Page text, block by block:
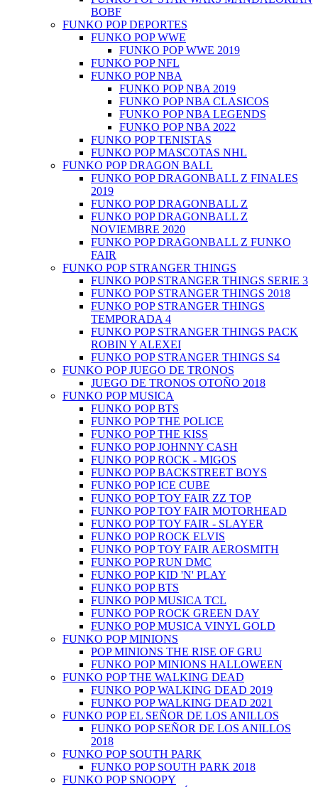
BOBF
FUNKO POP DEPORTES
FUNKO POP WWE
FUNKO POP WWE 2019
FUNKO POP NFL
FUNKO POP NBA
FUNKO POP NBA 2019
FUNKO POP NBA CLASICOS
FUNKO POP NBA LEGENDS
FUNKO POP NBA 2022
FUNKO POP TENISTAS
FUNKO POP MASCOTAS NHL
FUNKO POP DRAGON BALL
FUNKO POP DRAGONBALL Z FINALES
2019
FUNKO POP DRAGONBALL Z
FUNKO POP DRAGONBALL Z
NOVIEMBRE 2020
FUNKO POP DRAGONBALL Z FUNKO
FAIR
FUNKO POP STRANGER THINGS
FUNKO POP STRANGER THINGS SERIE 3
FUNKO POP STRANGER THINGS 2018
FUNKO POP STRANGER THINGS
TEMPORADA 4
FUNKO POP STRANGER THINGS PACK
ROBIN Y ALEXEI
FUNKO POP STRANGER THINGS S4
FUNKO POP JUEGO DE TRONOS
JUEGO DE TRONOS OTOÑO 2018
FUNKO POP MUSICA
FUNKO POP BTS
FUNKO POP THE POLICE
FUNKO POP THE KISS
FUNKO POP JOHNNY CASH
FUNKO POP ROCK - MIGOS
FUNKO POP BACKSTREET BOYS
FUNKO POP ICE CUBE
FUNKO POP TOY FAIR ZZ TOP
FUNKO POP TOY FAIR MOTORHEAD
FUNKO POP TOY FAIR - SLAYER
FUNKO POP ROCK ELVIS
FUNKO POP TOY FAIR AEROSMITH
FUNKO POP RUN DMC
FUNKO POP KID 'N' PLAY
FUNKO POP BTS
FUNKO POP MUSICA TCL
FUNKO POP ROCK GREEN DAY
FUNKO POP MUSICA VINYL GOLD
FUNKO POP MINIONS
POP MINIONS THE RISE OF GRU
FUNKO POP MINIONS HALLOWEEN
FUNKO POP THE WALKING DEAD
FUNKO POP WALKING DEAD 2019
FUNKO POP WALKING DEAD 2021
FUNKO POP EL SEÑOR DE LOS ANILLOS
FUNKO POP SEÑOR DE LOS ANILLOS
2018
FUNKO POP SOUTH PARK
FUNKO POP SOUTH PARK 2018
FUNKO POP SNOOPY